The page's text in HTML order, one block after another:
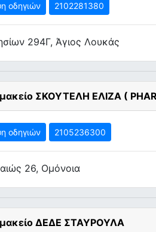
οδηγιών 2102281380
294Γ, Άγιος Λουκάς
ΣΚΟΥΤΕΛΗ ΕΛΙΖΑ (
οδηγιών 2105236300
26, Ομόνοια
ΔΕΔΕ ΣΤΑΥΡΟΥΛΑ